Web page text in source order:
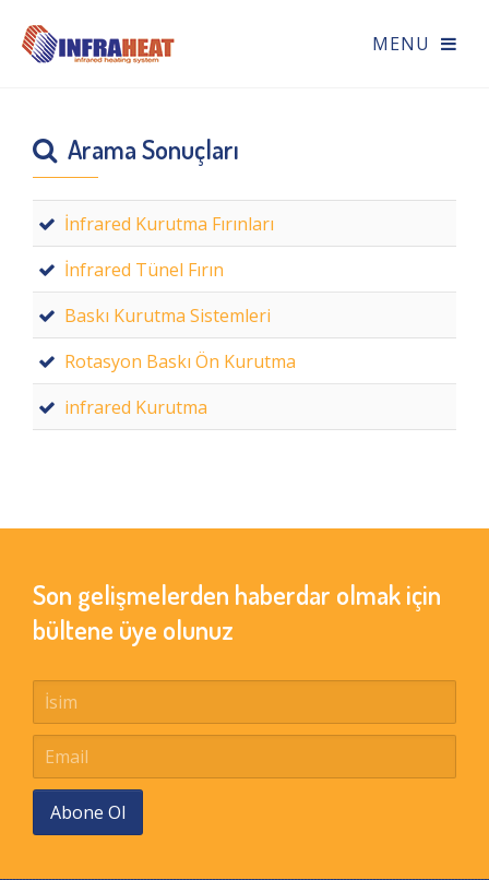
Arama Sonuçları
İnfrared Kurutma Fırınları
İnfrared Tünel Fırın
Baskı Kurutma Sistemleri
Rotasyon Baskı Ön Kurutma
infrared Kurutma
Son gelişmelerden haberdar olmak için
bültene üye olunuz
Abone Ol